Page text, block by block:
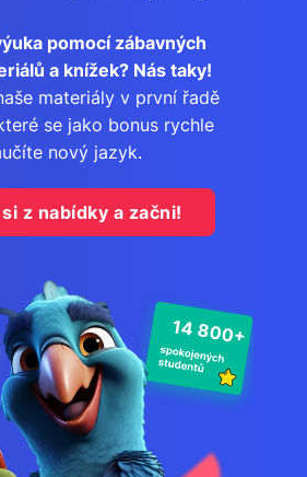
pomocí zábavných
a knížek? Nás taky!
materiály v první řadě
se jako bonus rychle
nový jazyk.
z nabídky a začni!
14 800+